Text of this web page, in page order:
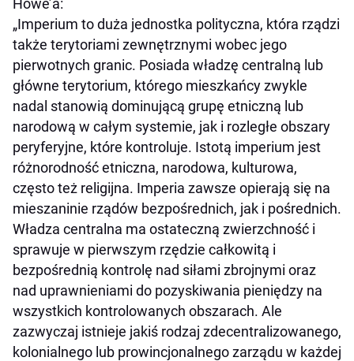
„Imperium to duża jednostka polityczna, która rządzi
także terytoriami zewnętrznymi wobec jego
pierwotnych granic. Posiada władzę centralną lub
główne terytorium, którego mieszkańcy zwykle
nadal stanowią dominującą grupę etniczną lub
narodową w całym systemie, jak i rozległe obszary
peryferyjne, które kontroluje. Istotą imperium jest
różnorodność etniczna, narodowa, kulturowa,
często też religijna. Imperia zawsze opierają się na
mieszaninie rządów bezpośrednich, jak i pośrednich.
Władza centralna ma ostateczną zwierzchność i
sprawuje w pierwszym rzędzie całkowitą i
bezpośrednią kontrolę nad siłami zbrojnymi oraz
nad uprawnieniami do pozyskiwania pieniędzy na
wszystkich kontrolowanych obszarach. Ale
zazwyczaj istnieje jakiś rodzaj zdecentralizowanego,
kolonialnego lub prowincjonalnego zarządu w każdej